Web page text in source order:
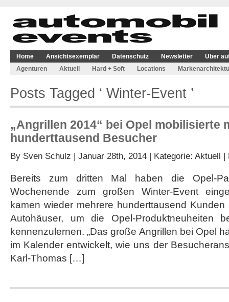
Home Ansichtsexemplar Datenschutz Newsletter
Über
Agenturen
Aktuell Hard + Soft Locations
Posts Tagged ‘ Winter-Event ’
„Angrillen 2014“ bei Opel mobilisierte
hunderttausend Besucher
By Sven Schulz | Januar 28th, 2014 | Kategorie: Aktuell |
Bereits zum dritten Mal haben die Opel-
Wochenende zum großen Winter-Event
kamen wieder mehrere hunderttausend
Autohäuser, um die Opel-Produktneuheiten
kennenzulernen. „Das große Angrillen bei Opel
im Kalender entwickelt, wie uns der
Karl-Thomas […]